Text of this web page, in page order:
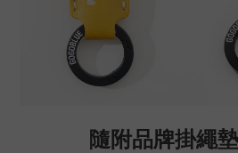
隨附品牌掛繩